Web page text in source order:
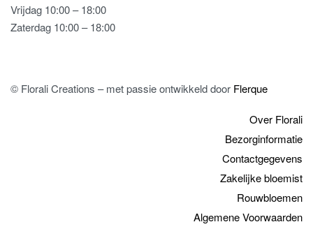
Vrijdag 10:00 – 18:00
Zaterdag 10:00 – 18:00
© Florali Creations – met passie ontwikkeld door Flerque
Over Florali
Bezorginformatie
Contactgegevens
Zakelijke bloemist
Rouwbloemen
Algemene Voorwaarden